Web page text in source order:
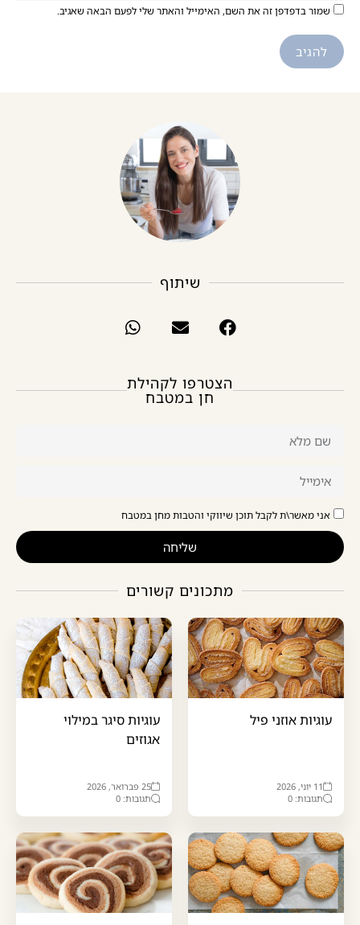
שיתוף
הצטרפו לקהילת
חן במטבח
אני מאשר\ת לקבל תוכן שיווקי והטבות מחן במטבח
שליחה
מתכונים קשורים
עוגיות אוזני פיל
11 יוני, 2026
תגובות: 0
עוגיות סיגר במילוי
אגוזים
25 פברואר, 2026
תגובות: 0
שמור בדפדפן זה את השם, האימייל והאתר שלי לפעם הבאה שאגיב.